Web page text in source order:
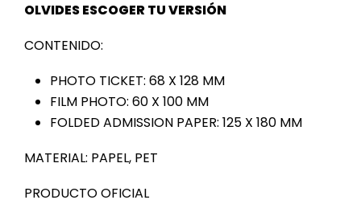
OLVIDES ESCOGER TU VERSIÓN
CONTENIDO:
PHOTO TICKET: 68 X 128 MM
FILM PHOTO: 60 X 100 MM
FOLDED ADMISSION PAPER: 125 X 180 MM
MATERIAL: PAPEL, PET
PRODUCTO OFICIAL